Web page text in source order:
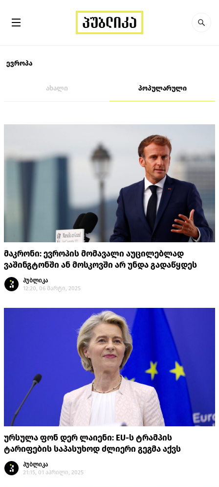
ევროპა
ახალი პოპულარული
მაკრონი: ევროპის მომავალი აუცილებლად
ვაშინგტონში ან მოსკოვში არ უნდა გადაწყდეს
პუბლიკა
12:20, 06 მარტი, 2025
ურსულა ფონ დერ ლაიენი: EU-ს ტრამპის
ტარიფების საპასუხოდ ძლიერი გეგმა აქვს
პუბლიკა
21:15, 01 აპრილი, 2025